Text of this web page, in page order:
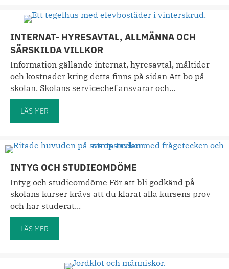
INTERNAT- HYRESAVTAL, ALLMÄNNA OCH
SÄRSKILDA VILLKOR
Information gällande internat, hyresavtal, måltider
och kostnader kring detta finns på sidan Att bo på
skolan. Skolans servicechef ansvarar och...
LÄS MER
INTYG OCH STUDIEOMDÖME
Intyg och studieomdöme För att bli godkänd på
skolans kurser krävs att du klarat alla kursens prov
och har studerat...
LÄS MER